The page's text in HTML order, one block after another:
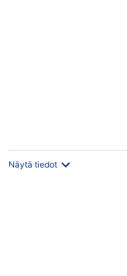
Näytä tiedot